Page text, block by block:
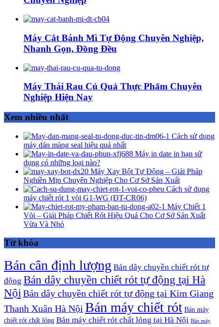
Máy Cắt Bánh Mì Tự Động Chuyên Nghiệp,
Nhanh Gọn, Đồng Đều
Máy Thái Rau Củ Quả Thực Phẩm Chuyên
Nghiệp Hiện Nay
Xem nhiều nhất
Cách sử dụng
máy dán màng seal hiệu quả nhất
Máy in date in hạn sử
dụng có những loại nào?
Máy Xay Bột Tự Động – Giải Pháp
Nghiền Mịn Chuyên Nghiệp Cho Cơ Sở Sản Xuất
Cách sử dụng
máy chiết rót 1 vòi G1-WG (ĐT-CR06)
Máy Chiết 1
Vòi – Giải Pháp Chiết Rót Hiệu Quả Cho Cơ Sở Sản Xuất
Vừa Và Nhỏ
Từ khóa
Bán cân định lượng Bán dây chuyền chiết rót tự
động Bán dây chuyền chiết rót tự động tại Hà
Nội Bán dây chuyền chiết rót tự động tại Kim Giang
Thanh Xuân Hà Nội Bán máy chiết rót Bán máy
chiết rót chất lỏng Bán máy chiết rót chất lỏng tại Hà Nội Bán máy